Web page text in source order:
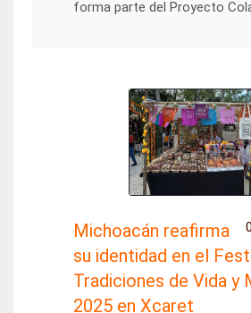
forma parte del Proyecto
Michoacán reafirma
su identidad en el
Tradiciones de Vida y
2025 en Xcaret